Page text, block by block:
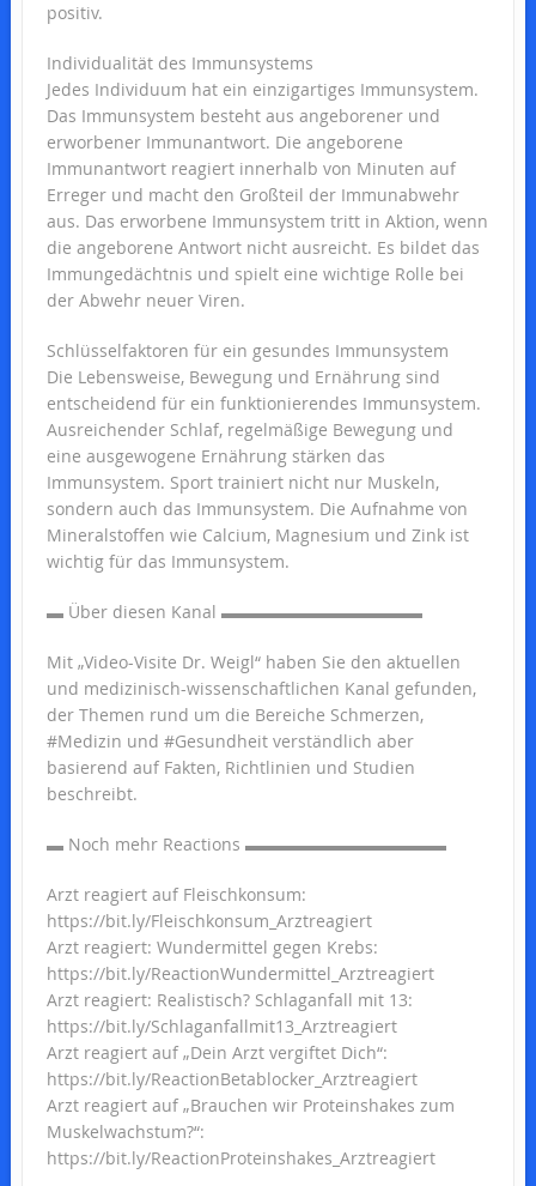
positiv.
Individualität des Immunsystems
Jedes Individuum hat ein einzigartiges Immunsystem.
Das Immunsystem besteht aus angeborener und
erworbener Immunantwort. Die angeborene
Immunantwort reagiert innerhalb von Minuten auf
Erreger und macht den Großteil der Immunabwehr
aus. Das erworbene Immunsystem tritt in Aktion, wenn
die angeborene Antwort nicht ausreicht. Es bildet das
Immungedächtnis und spielt eine wichtige Rolle bei
der Abwehr neuer Viren.
Schlüsselfaktoren für ein gesundes Immunsystem
Die Lebensweise, Bewegung und Ernährung sind
entscheidend für ein funktionierendes Immunsystem.
Ausreichender Schlaf, regelmäßige Bewegung und
eine ausgewogene Ernährung stärken das
Immunsystem. Sport trainiert nicht nur Muskeln,
sondern auch das Immunsystem. Die Aufnahme von
Mineralstoffen wie Calcium, Magnesium und Zink ist
wichtig für das Immunsystem.
▬ Über diesen Kanal ▬▬▬▬▬▬▬▬▬▬▬▬
Mit „Video-Visite Dr. Weigl“ haben Sie den aktuellen
und medizinisch-wissenschaftlichen Kanal gefunden,
der Themen rund um die Bereiche Schmerzen,
#Medizin und #Gesundheit verständlich aber
basierend auf Fakten, Richtlinien und Studien
beschreibt.
▬ Noch mehr Reactions ▬▬▬▬▬▬▬▬▬▬▬▬
Arzt reagiert auf Fleischkonsum:
https://bit.ly/Fleischkonsum_Arztreagiert
Arzt reagiert: Wundermittel gegen Krebs:
https://bit.ly/ReactionWundermittel_Arztreagiert
Arzt reagiert: Realistisch? Schlaganfall mit 13:
https://bit.ly/Schlaganfallmit13_Arztreagiert
Arzt reagiert auf „Dein Arzt vergiftet Dich“:
https://bit.ly/ReactionBetablocker_Arztreagiert
Arzt reagiert auf „Brauchen wir Proteinshakes zum
Muskelwachstum?“:
https://bit.ly/ReactionProteinshakes_Arztreagiert